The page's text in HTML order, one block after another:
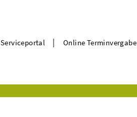
Serviceportal | Online Terminvergabe